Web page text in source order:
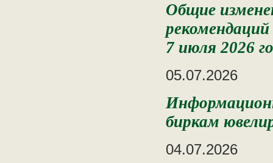
Общие
7 июля 2026
05.07.2026
биркам
04.07.2026